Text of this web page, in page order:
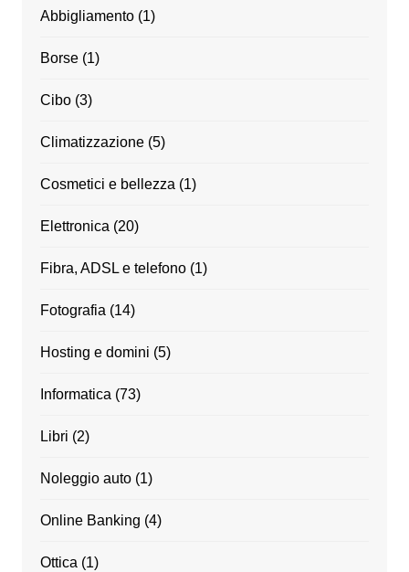
Abbigliamento(1)
Borse(1)
Cibo(3)
Climatizzazione(5)
Cosmetici e bellezza (1)
Elettronica (20)
Fibra, ADSL e telefono(1)
Fotografia (14)
Hosting e domini (5)
Informatica (73)
Libri (2)
Noleggio auto(1)
Online Banking (4)
Ottica (1)